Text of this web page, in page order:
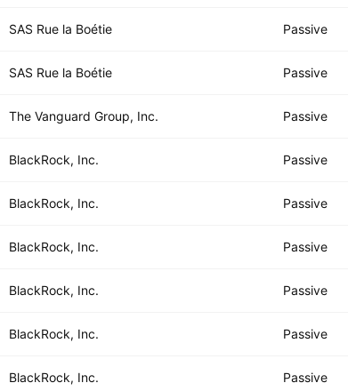
SAS Rue la Boétie Passive
SAS Rue la Boétie Passive
The Vanguard Group, Inc. Passive
BlackRock, Inc. Passive
BlackRock, Inc. Passive
BlackRock, Inc. Passive
BlackRock, Inc. Passive
BlackRock, Inc. Passive
BlackRock, Inc. Passive